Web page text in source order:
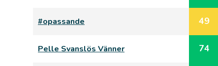
#opassande 49
Pelle Svanslös Vänner 74